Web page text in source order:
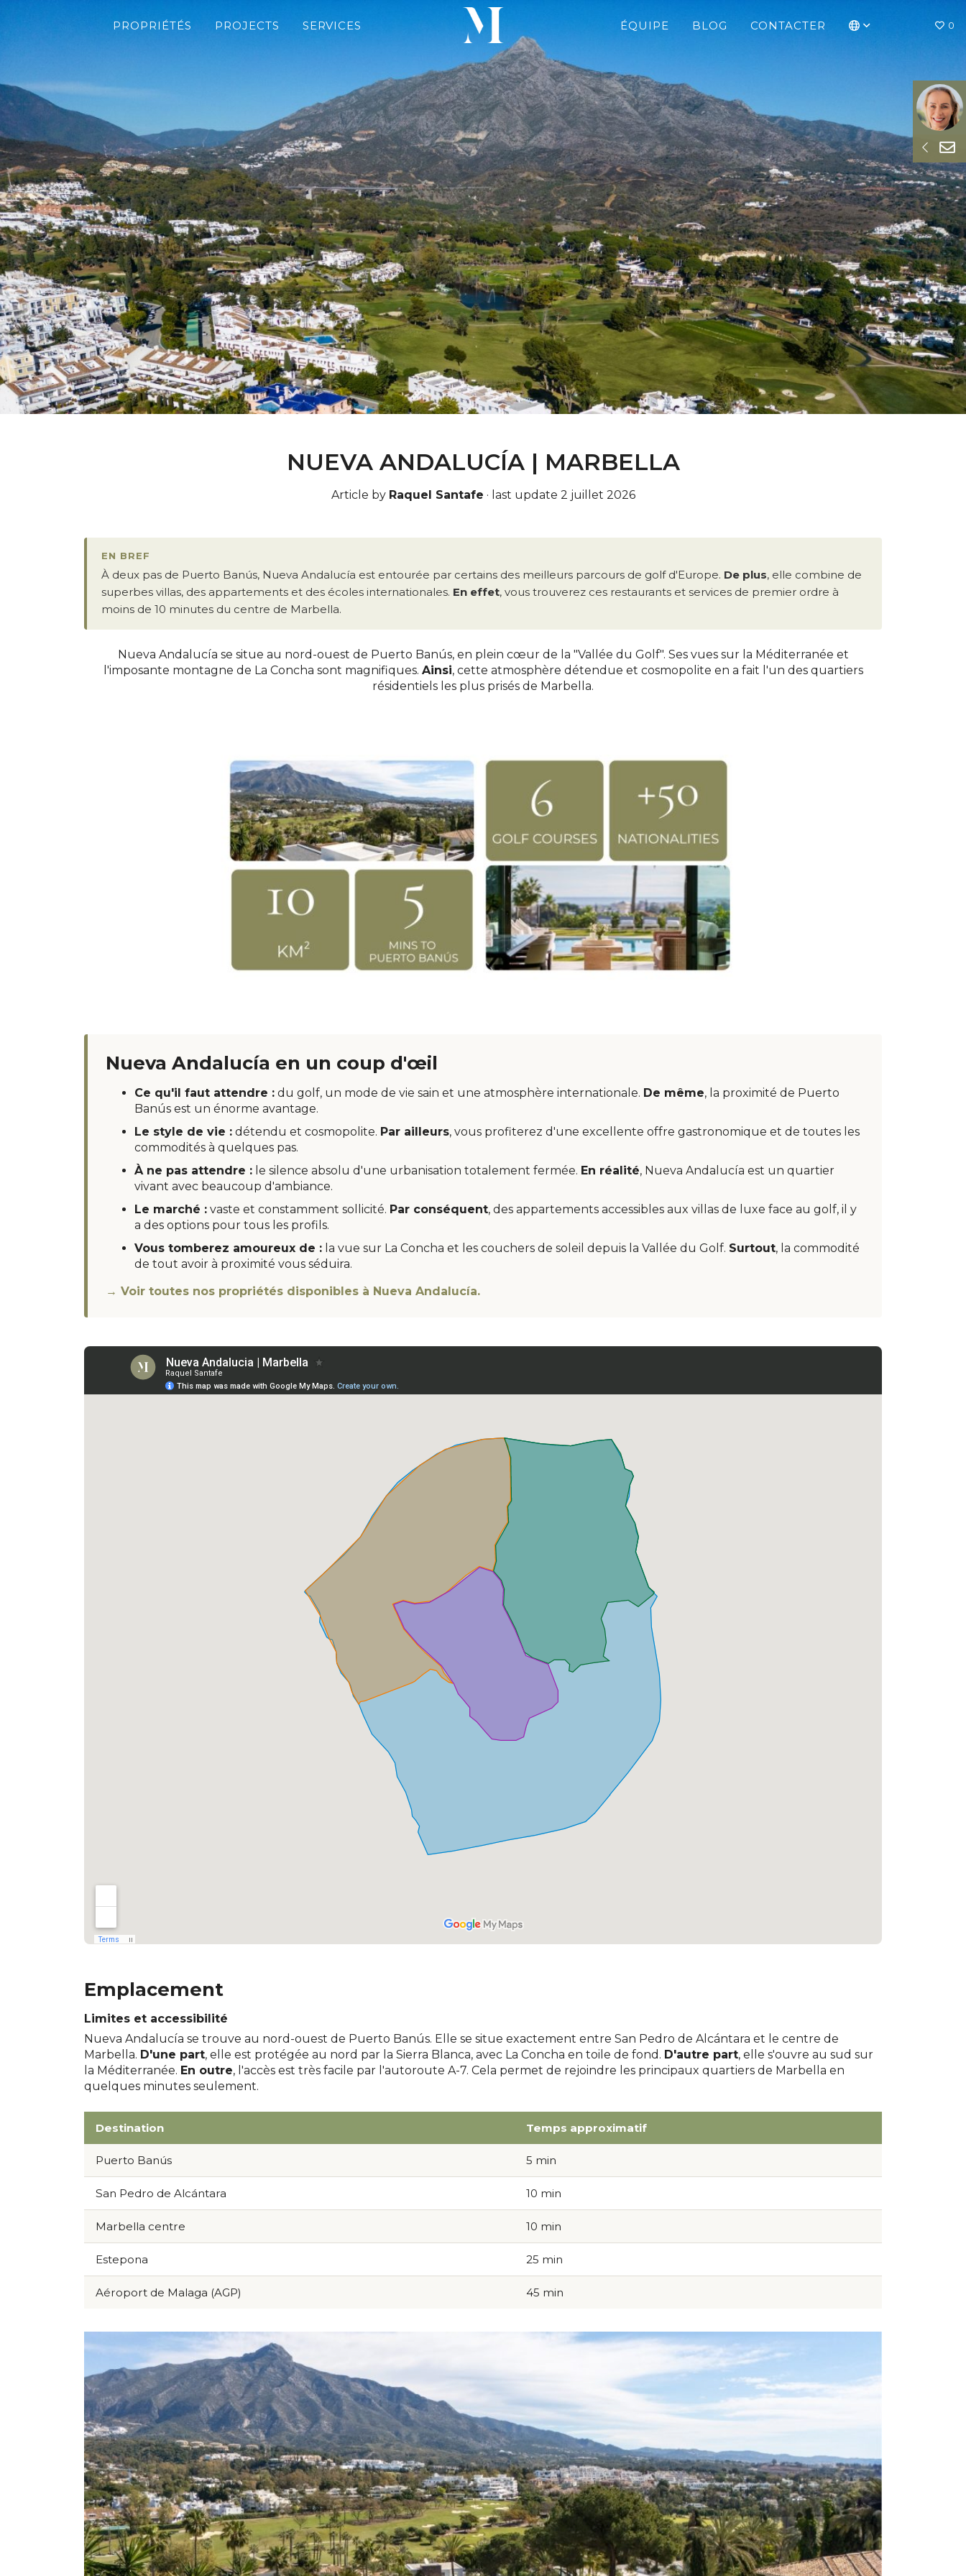
0
PROPRIÉTÉS PROJECTS SERVICES ÉQUIPE BLOG CONTACTER
NUEVA ANDALUCÍA | MARBELLA
Article by Raquel Santafe · last update 2 juillet 2026
EN BREF
À deux pas de Puerto Banús, Nueva Andalucía est entourée par certains des meilleurs parcours de golf d'Europe. De plus, elle combine de
superbes villas, des appartements et des écoles internationales. En effet, vous trouverez ces restaurants et services de premier ordre à
moins de 10 minutes du centre de Marbella.
Nueva Andalucía se situe au nord-ouest de Puerto Banús, en plein cœur de la "Vallée du Golf". Ses vues sur la Méditerranée et
l'imposante montagne de La Concha sont magnifiques. Ainsi, cette atmosphère détendue et cosmopolite en a fait l'un des quartiers
résidentiels les plus prisés de Marbella.
Nueva Andalucía en un coup d'œil
Ce qu'il faut attendre : du golf, un mode de vie sain et une atmosphère internationale. De même, la proximité de Puerto
Banús est un énorme avantage.
Le style de vie : détendu et cosmopolite. Par ailleurs, vous profiterez d'une excellente offre gastronomique et de toutes les
commodités à quelques pas.
À ne pas attendre : le silence absolu d'une urbanisation totalement fermée. En réalité, Nueva Andalucía est un quartier
vivant avec beaucoup d'ambiance.
Le marché : vaste et constamment sollicité. Par conséquent, des appartements accessibles aux villas de luxe face au golf, il y
a des options pour tous les profils.
Vous tomberez amoureux de : la vue sur La Concha et les couchers de soleil depuis la Vallée du Golf. Surtout, la commodité
de tout avoir à proximité vous séduira.
→ Voir toutes nos propriétés disponibles à Nueva Andalucía.
Emplacement
Limites et accessibilité
Nueva Andalucía se trouve au nord-ouest de Puerto Banús. Elle se situe exactement entre San Pedro de Alcántara et le centre de
Marbella. D'une part, elle est protégée au nord par la Sierra Blanca, avec La Concha en toile de fond. D'autre part, elle s'ouvre au sud sur
la Méditerranée. En outre, l'accès est très facile par l'autoroute A-7. Cela permet de rejoindre les principaux quartiers de Marbella en
quelques minutes seulement.
Destination Temps approximatif
Puerto Banús 5 min
San Pedro de Alcántara 10 min
Marbella centre 10 min
Estepona 25 min
Aéroport de Malaga (AGP) 45 min